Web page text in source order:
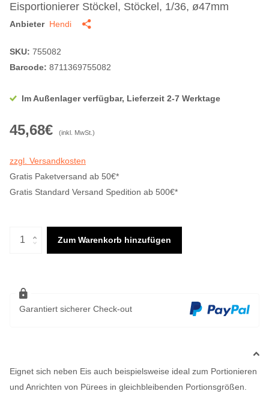
Eisportionierer Stöckel, Stöckel, 1/36, ø47mm
Anbieter Hendi
SKU: 755082
Barcode: 8711369755082
Im Außenlager verfügbar, Lieferzeit 2-7 Werktage
45,68€ (inkl. MwSt.)
zzgl. Versandkosten
Gratis Paketversand ab 50€*
Gratis Standard Versand Spedition ab 500€*
Zum Warenkorb hinzufügen
Garantiert sicherer Check-out
Eignet sich neben Eis auch beispielsweise ideal zum Portionieren
und Anrichten von Pürees in gleichbleibenden Portionsgrößen.